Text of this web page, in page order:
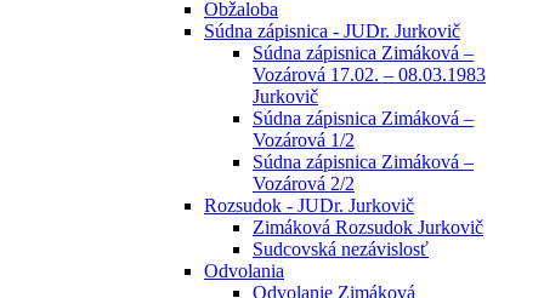
Obžaloba
Súdna zápisnica - JUDr. Jurkovič
Súdna zápisnica Zimáková –
Vozárová 17.02. – 08.03.1983
Jurkovič
Súdna zápisnica Zimáková –
Vozárová 1/2
Súdna zápisnica Zimáková –
Vozárová 2/2
Rozsudok - JUDr. Jurkovič
Zimáková Rozsudok Jurkovič
Sudcovská nezávislosť
Odvolania
Odvolanie Zimáková